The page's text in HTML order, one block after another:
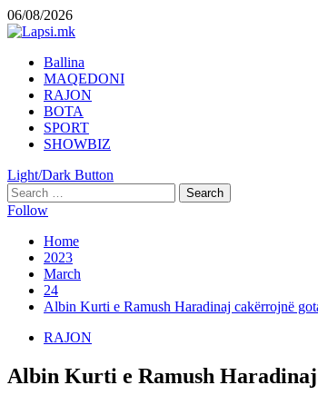
Skip
to
06/08/2026
Primary
Menu
Ballina
MAQEDONI
RAJON
BOTA
SPORT
SHOWBIZ
Light/Dark Button
Search
for:
Follow
Home
2023
March
24
Albin Kurti e Ramush Haradinaj cakërrojnë
RAJON
Albin Kurti e Ramush